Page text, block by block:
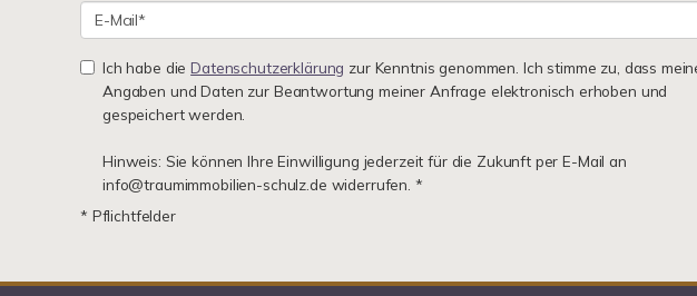
Ich habe dieDatenschutzerklärung zur Kenntnis genommen. Ich stimme zu, dass
Angaben und Daten zur Beantwortung meiner Anfrage elektronisch erhoben und
gespeichert werden.
Hinweis: Sie können Ihre Einwilligung jederzeit für die Zukunft per E-Mail an
info@traumimmobilien-schulz.de widerrufen. *
* Pflichtfelder